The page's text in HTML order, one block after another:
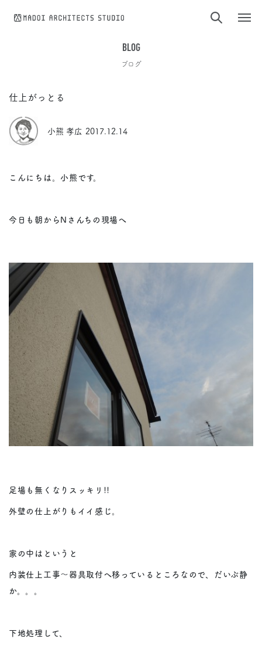
BLOG
ブログ
仕上がっとる
小熊 孝広 2017.12.14
こんにちは。小熊です。
今日も朝からNさんちの現場へ
足場も無くなりスッキリ!!
外壁の仕上がりもイイ感じ。
家の中はというと
内装仕上工事～器具取付へ移っているところなので、だいぶ静
か。。。
下地処理して、